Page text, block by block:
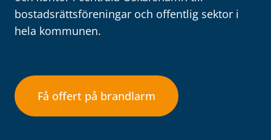
bostadsrättsföreningar och offentlig sektor i
hela kommunen.
Få offert på brandlarm